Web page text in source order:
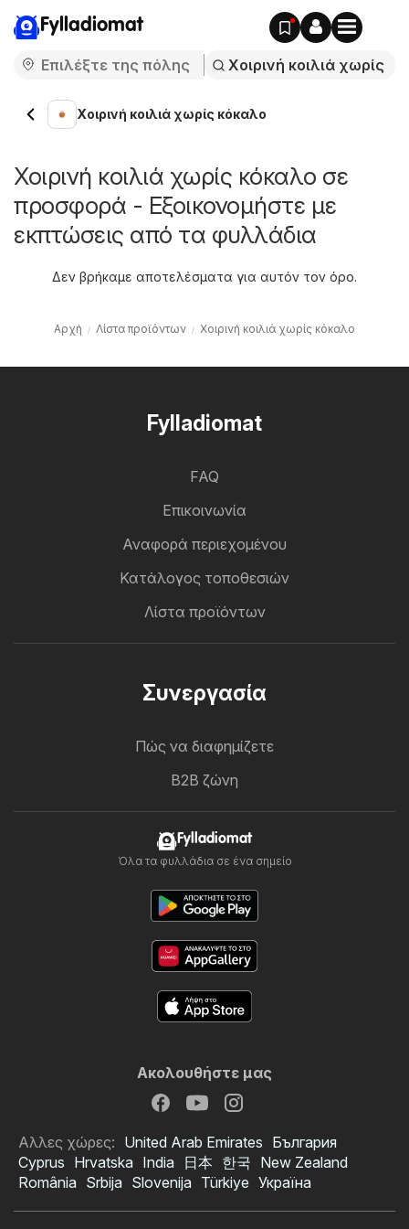
Fylladiomat
Χοιρινή κοιλιά χωρίς κόκαλο
Χοιρινή κοιλιά χωρίς κόκαλο σε
προσφορά - Εξοικονομήστε με
εκπτώσεις από τα φυλλάδια
Δεν βρήκαμε αποτελέσματα για αυτόν τον όρο.
Αρχή Λίστα προϊόντων Χοιρινή κοιλιά χωρίς κόκαλο
Fylladiomat
FAQ
Επικοινωνία
Αναφορά περιεχομένου
Κατάλογος τοποθεσιών
Λίστα προϊόντων
Συνεργασία
Πώς να διαφημίζετε
B2B ζώνη
Fylladiomat
Όλα τα φυλλάδια σε ένα σημείο
Ακολουθήστε μας
Αλλες χώρες: United Arab Emirates България
Cyprus Hrvatska India 日本 한국 New Zealand
România Srbija Slovenija Türkiye Україна